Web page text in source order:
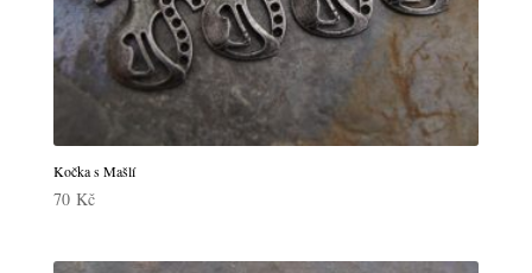
Kočka s Mašlí
70 Kč